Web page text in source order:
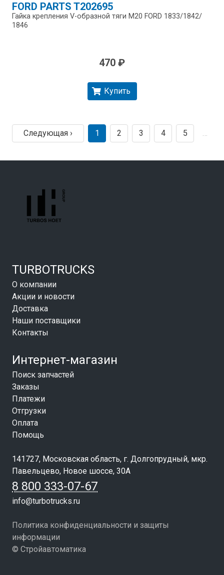
FORD PARTS T202695
Гайка крепления V-образной тяги M20 FORD 1833/​1842/​
1846
470 ₽
Купить
Следующая › 1 2 3 4 5 …
TURBOTRUCKS
О компании
Акции и новости
Доставка
Наши поставщики
Контакты
Интернет-магазин
Поиск запчастей
Заказы
Платежи
Отгрузки
Оплата
Помощь
141727, Московская область, г. Долгопрудный, мкр.
Павельцево, Новое шоссе, 30А
8 800 333-07-67
info@turbotrucks.ru
Политика конфиденциальности и защиты
информации
© Стройавтоматика